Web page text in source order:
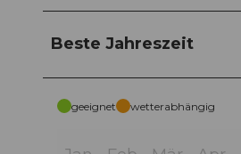
Beste Jahreszeit
geeignet wetterabhängig